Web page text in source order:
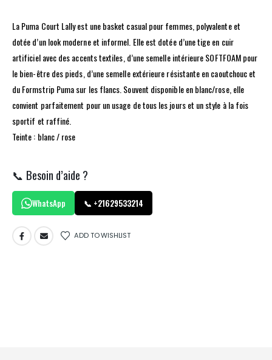
La Puma Court Lally est une basket casual pour femmes, polyvalente et
dotée d’un look moderne et informel. Elle est dotée d’une tige en cuir
artificiel avec des accents textiles, d’une semelle intérieure SOFTFOAM pour
le bien-être des pieds, d’une semelle extérieure résistante en caoutchouc et
du Formstrip Puma sur les flancs. Souvent disponible en blanc/rose, elle
convient parfaitement pour un usage de tous les jours et un style à la fois
sportif et raffiné.
Teinte : blanc / rose
📞 Besoin d’aide ?
WhatsApp 📞 +21629533214
ADD TO WISHLIST